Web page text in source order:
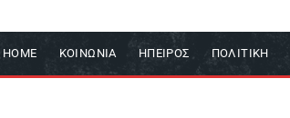
HOME ΚΟΙΝΩΝΊΑ ΉΠΕΙΡΟΣ ΠΟΛΙΤΙΚΉ